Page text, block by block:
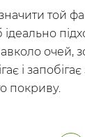
той
очей,
і
покриву.